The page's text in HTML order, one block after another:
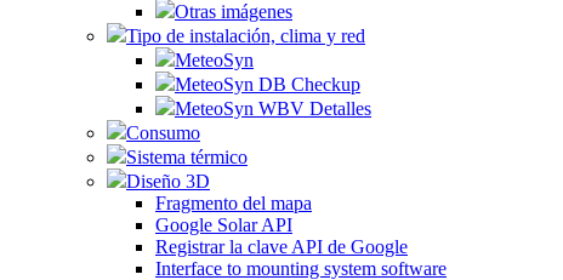
Otras imágenes
Tipo de instalación, clima y red
MeteoSyn
MeteoSyn DB Checkup
MeteoSyn WBV Detalles
Consumo
Sistema térmico
Diseño 3D
Fragmento del mapa
Google Solar API
Registrar la clave API de Google
Interface to mounting system software